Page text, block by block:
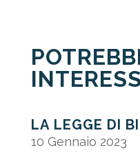
LA LEGGE DI
10 Gennaio 2023